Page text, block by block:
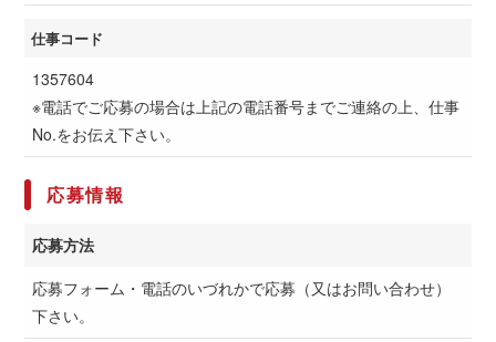
仕事コード
1357604
※電話でご応募の場合は上記の電話番号までご連絡の上、仕事
No.をお伝え下さい。
応募情報
応募方法
応募フォーム・電話のいづれかで応募（又はお問い合わせ）
下さい。